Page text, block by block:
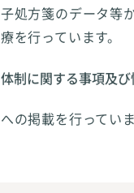
処方箋のデータ等
を行っています。
制に関する事項及
の掲載を行っていま